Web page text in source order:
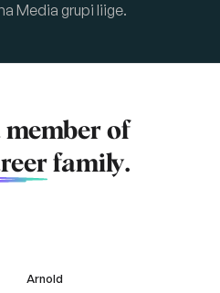
Media grupi liige.
member of
family.
Arnold